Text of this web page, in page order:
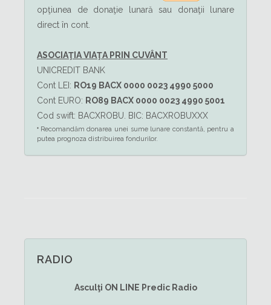
opţiunea de donaţie lunară sau donaţii lunare
direct în cont.
ASOCIAŢIA VIAŢA PRIN CUVÂNT
UNICREDIT BANK
Cont LEI: RO19 BACX 0000 0023 4990 5000
Cont EURO: RO89 BACX 0000 0023 4990 5001
Cod swift: BACXROBU. BIC: BACXROBUXXX
* Recomandăm donarea unei sume lunare constantă, pentru a
putea prognoza distribuirea fondurilor.
RADIO
Asculţi ON LINE Predic Radio